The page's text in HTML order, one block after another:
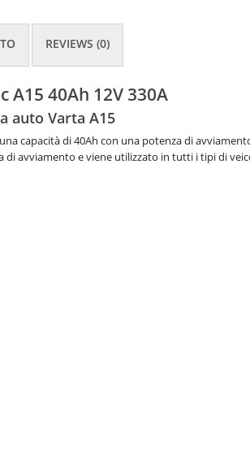
REVIEWS (0)
A15 40Ah 12V 330A
auto Varta A15
capacità di 40Ah con una potenza di
di avviamento e viene utilizzato in tutti i tipi di